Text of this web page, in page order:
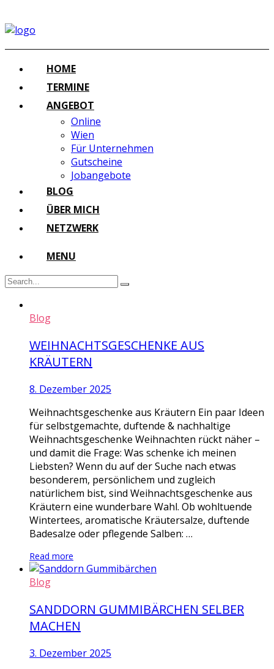
HOME
TERMINE
ANGEBOT
Online
Wien
Für Unternehmen
Gutscheine
Jobangebote
BLOG
ÜBER MICH
NETZWERK
MENU
Blog
WEIHNACHTSGESCHENKE AUS
KRÄUTERN
8. Dezember 2025
Weihnachtsgeschenke aus Kräutern Ein paar Ideen
für selbstgemachte, duftende & nachhaltige
Weihnachtsgeschenke Weihnachten rückt näher –
und damit die Frage: Was schenke ich meinen
Liebsten? Wenn du auf der Suche nach etwas
besonderem, persönlichem und zugleich
natürlichem bist, sind Weihnachtsgeschenke aus
Kräutern eine wunderbare Wahl. Ob wohltuende
Wintertees, aromatische Kräutersalze, duftende
Badesalze oder pflegende Salben: …
Read more
Blog
SANDDORN GUMMIBÄRCHEN SELBER
MACHEN
3. Dezember 2025